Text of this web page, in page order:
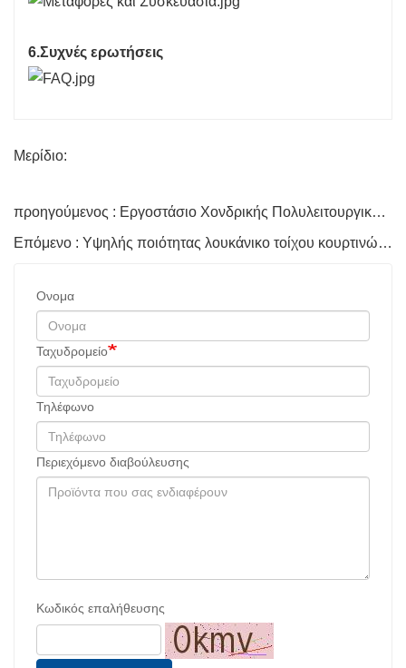
6.Συχνές ερωτήσεις
Μερίδιο:
προηγούμενος : Εργοστάσιο Χονδρικής Πολυλειτουργική Κόλλα χωρίς Νύχια
Επόμενο : Υψηλής ποιότητας λουκάνικο τοίχου κουρτινών ουδέτερο σφραγιστικό σιλικόνης
Ονομα
Ταχυδρομείο
Τηλέφωνο
Περιεχόμενο διαβούλευσης
Κωδικός επαλήθευσης